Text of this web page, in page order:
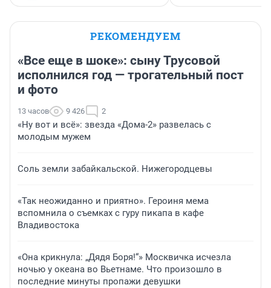
РЕКОМЕНДУЕМ
«Все еще в шоке»: сыну Трусовой
исполнился год — трогательный пост
и фото
13 часов 9 426 2
«Ну вот и всё»: звезда «Дома-2» развелась с
молодым мужем
Соль земли забайкальской. Нижегородцевы
«Так неожиданно и приятно». Героиня мема
вспомнила о съемках с гуру пикапа в кафе
Владивостока
«Она крикнула: „Дядя Боря!“» Москвичка исчезла
ночью у океана во Вьетнаме. Что произошло в
последние минуты пропажи девушки